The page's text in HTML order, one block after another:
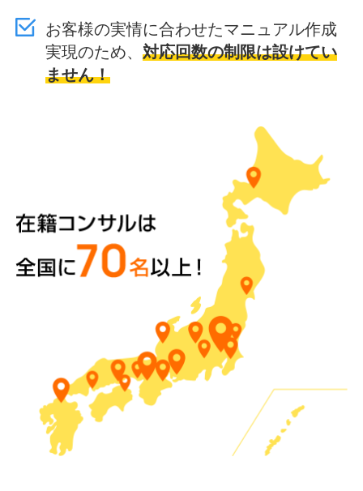
お客様の実情に合わせたマニュアル作成
実現のため、 対応回数の制限は設けてい
ません！